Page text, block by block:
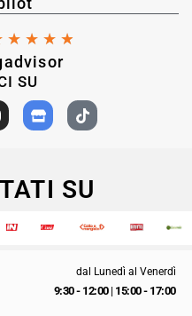
★ ★ ★ ★
SU
SU
dal Lunedì al Venerdì
9:30 - 12:00| 15:00 - 17:00